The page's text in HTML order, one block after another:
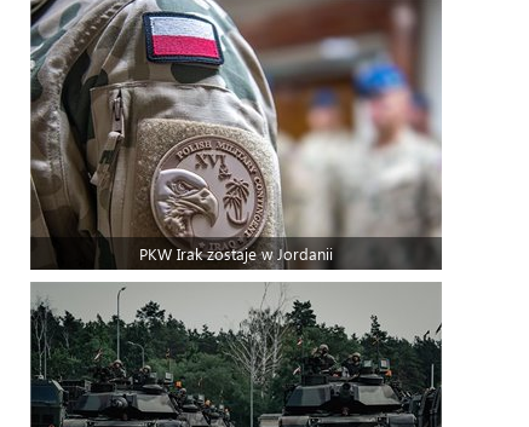
PKW Irak zostaje w Jordanii